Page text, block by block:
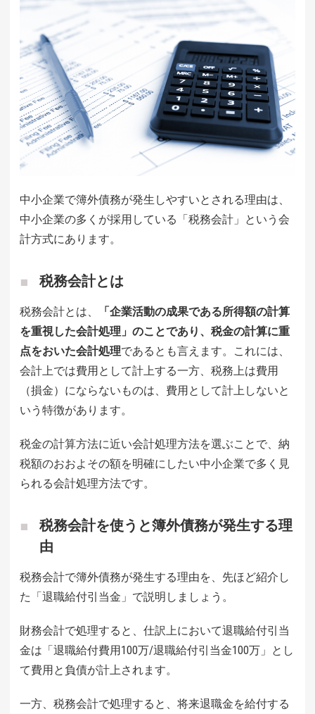
中小企業で簿外債務が発生しやすいとされる理由は、
中小企業の多くが採用している「税務会計」という会
計方式にあります。
税務会計とは
税務会計とは、
「企業活動の成果である所得額の計算
を重視した会計処理」のことであり、税金の計算に重
点をおいた会計処理であるとも言えます。これには、
会計上では費用として計上する一方、税務上は費用
（損金）にならないものは、費用として計上しないと
いう特徴があります。
税金の計算方法に近い会計処理方法を選ぶことで、納
税額のおおよその額を明確にしたい中小企業で多く見
られる会計処理方法です。
税務会計を使うと簿外債務が発生する理
由
税務会計で簿外債務が発生する理由を、先ほど紹介し
た「退職給付引当金」で説明しましょう。
財務会計で処理すると、仕訳上において退職給付引当
金は「退職給付費用100万/退職給付引当金100万」とし
て費用と負債が計上されます。
一方、税務会計で処理すると、将来退職金を給付する